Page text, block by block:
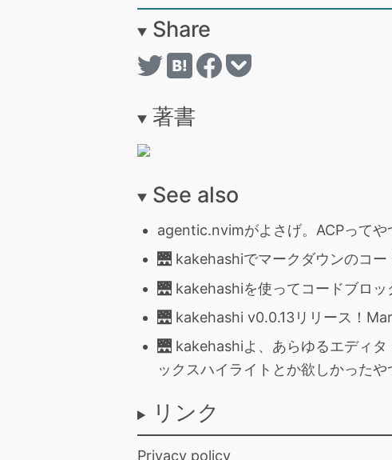
Share
著書
See also
agentic.nvimがよさげ。ACPって
🌉 kakehashiでマークダウンのコー
🌉 kakehashiを使ってコードブロ
🌉 kakehashi v0.0.13リリース！
🌉 kakehashiよ、あらゆるエディ
ックスハイライトとか欲しかった
リンク
Privacy policy